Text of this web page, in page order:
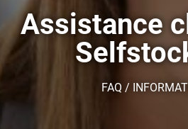
Assistance
FAQ /